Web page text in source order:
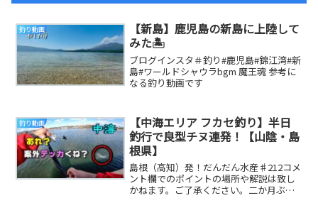
釣り動画
【新島】鹿児島の新島に上陸して
みた🏝️
ブログインスタ＃釣り#鹿児島#錦江湾#新
島#ワールドシャウラbgm 魔王魂 参考に
なる釣り動画です
釣り動画
【中海エリア フカセ釣り】半日
釣行で良型チヌ連発！【山陰・島
根県】
島根（高知）発！だんだん水産♯212コメ
ント欄でのポイントの場所や解説は致し
かねます。ご了承ください。二か月ぶり